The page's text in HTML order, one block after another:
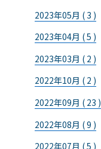
2023年05月 ( 3 )
2023年04月 ( 5 )
2023年03月 ( 2 )
2022年10月 ( 2 )
2022年09月 ( 23 )
2022年08月 ( 9 )
2022年07月 ( 5 )